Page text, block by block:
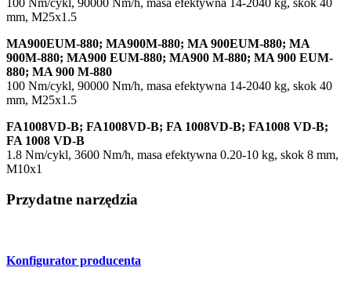
100 Nm/cykl, 90000 Nm/h, masa efektywna 14-2040 kg, skok 40
mm, M25x1.5
MA900EUM-880; MA900M-880; MA 900EUM-880; MA
900M-880; MA900 EUM-880; MA900 M-880; MA 900 EUM-
880; MA 900 M-880
100 Nm/cykl, 90000 Nm/h, masa efektywna 14-2040 kg, skok 40
mm, M25x1.5
FA1008VD-B; FA1008VD-B; FA 1008VD-B; FA1008 VD-B;
FA 1008 VD-B
1.8 Nm/cykl, 3600 Nm/h, masa efektywna 0.20-10 kg, skok 8 mm,
M10x1
Przydatne narzędzia
Konfigurator producenta